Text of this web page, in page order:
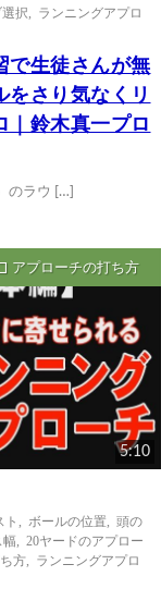
択
ランニングアプロ
で生徒さんが無
をさり気なくリ
｜鈴木真一プロ
のラウ […]
アプローチの打ち方
5:10
ト ボールの位置
頭の
幅
20ヤードのアプロー
方
ランニングアプロ